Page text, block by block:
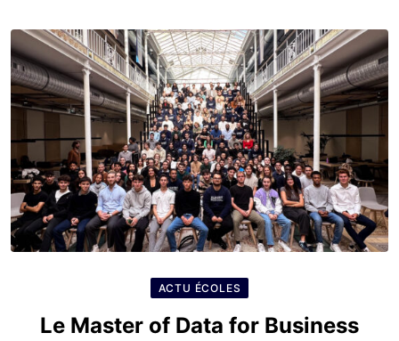
ACTU ÉCOLES
Le Master of Data for Business